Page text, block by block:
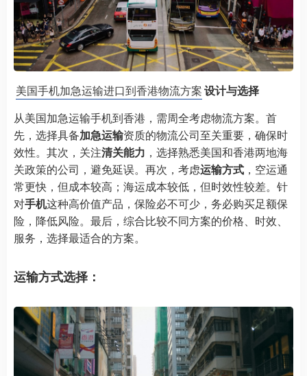
美国手机加急运输进口到香港物流方案设计与选择
从美国加急运输手机到香港，需周全考虑物流方案。首
先，选择具备加急运输资质的物流公司至关重要，确保时
效性。其次，关注清关能力 ，选择熟悉美国和香港两地海
关政策的公司，避免延误。再次，考虑运输方式 ，空运通
常更快，但成本较高；海运成本较低，但时效性较差。针
对手机这种高价值产品，保险必不可少，务必购买足额保
险，降低风险。最后，综合比较不同方案的价格、时效、
服务，选择最适合的方案。
运输方式选择：